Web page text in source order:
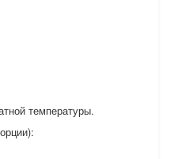
температуры.